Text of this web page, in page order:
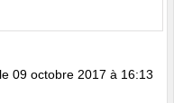
le 09 octobre 2017 à 16:13